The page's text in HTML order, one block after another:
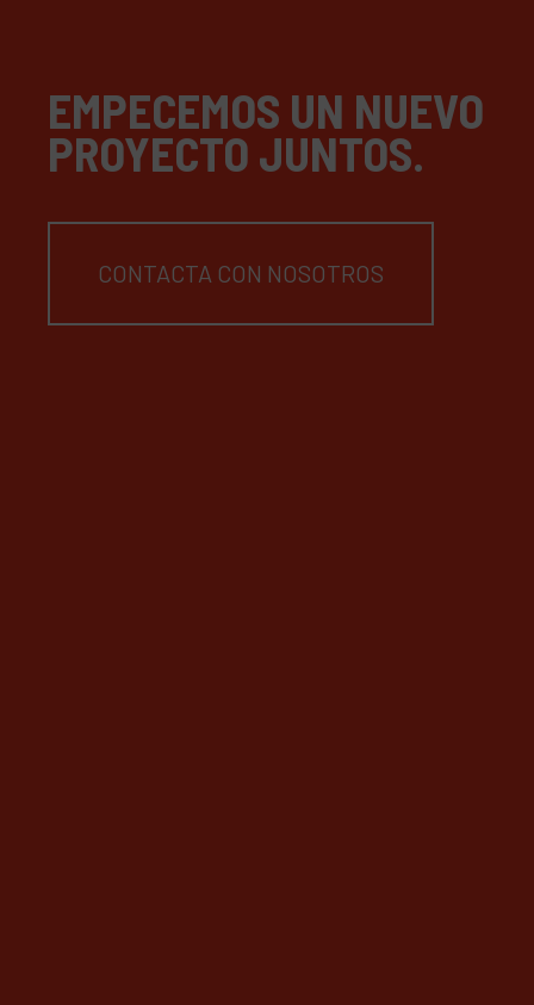
EMPECEMOS UN NUEVO
PROYECTO JUNTOS.
CONTACTA CON NOSOTROS